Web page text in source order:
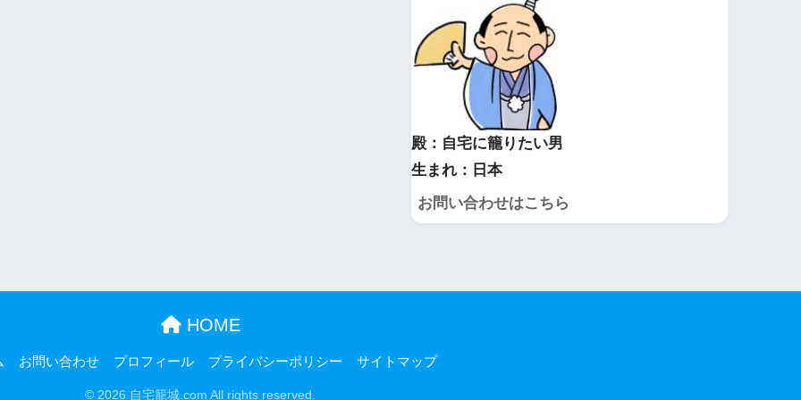
殿：自宅に籠りたい男
生まれ：日本
お問い合わせはこちら
HOME
お問い合わせ プロフィール プライバシーポリシー サイトマップ
© 2026 自宅籠城.com All rights reserved.